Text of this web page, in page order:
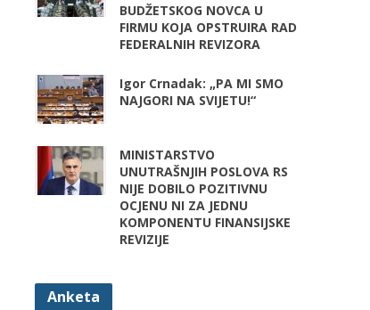
BUDŽETSKOG NOVCA U
FIRMU KOJA OPSTRUIRA RAD
FEDERALNIH REVIZORA
Igor Crnadak: „PA MI SMO
NAJGORI NA SVIJETU!“
MINISTARSTVO
UNUTRAŠNJIH POSLOVA RS
NIJE DOBILO POZITIVNU
OCJENU NI ZA JEDNU
KOMPONENTU FINANSIJSKE
REVIZIJE
Anketa